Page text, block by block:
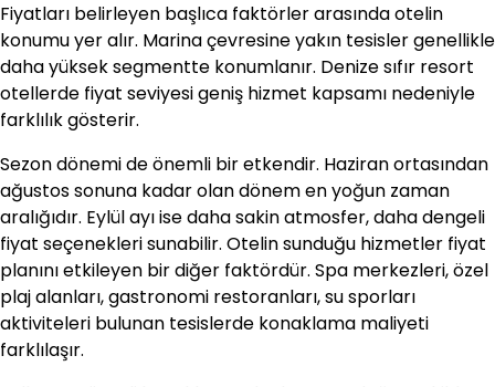
Fiyatları belirleyen başlıca faktörler arasında otelin
konumu yer alır. Marina çevresine yakın tesisler genellikle
daha yüksek segmentte konumlanır. Denize sıfır resort
otellerde fiyat seviyesi geniş hizmet kapsamı nedeniyle
farklılık gösterir.
Sezon dönemi de önemli bir etkendir. Haziran ortasından
ağustos sonuna kadar olan dönem en yoğun zaman
aralığıdır. Eylül ayı ise daha sakin atmosfer, daha dengeli
fiyat seçenekleri sunabilir. Otelin sunduğu hizmetler fiyat
planını etkileyen bir diğer faktördür. Spa merkezleri, özel
plaj alanları, gastronomi restoranları, su sporları
aktiviteleri bulunan tesislerde konaklama maliyeti
farklılaşır.